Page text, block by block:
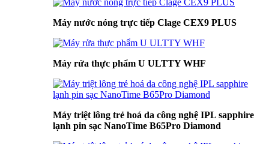
Máy nước nóng trực tiếp Clage CEX9 PLUS
Máy rửa thực phẩm U ULTTY WHF
Máy triệt lông trẻ hoá da công nghệ IPL sapphire
lạnh pin sạc NanoTime B65Pro Diamond